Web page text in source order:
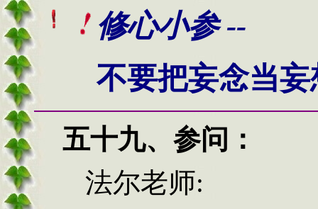
修心小参 --
不要把妄念当
五十九、 参问 ：
法尔老师: